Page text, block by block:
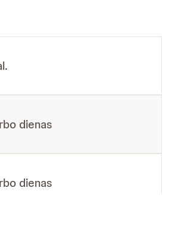
dienas
dienas